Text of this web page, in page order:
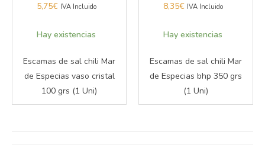
5,75€ IVA Incluido
Hay existencias
Escamas de sal chili Mar
de Especias vaso cristal
100 grs (1 Uni)
8,35€ IVA Incluido
Hay existencias
Escamas de sal chili Mar
de Especias bhp 350 grs
(1 Uni)